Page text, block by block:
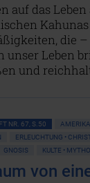
auf das
die
unser Leben
und
NR. 67, S.50 AMERIKA
ERLEUCHTUNG •
GNOSIS KULTE •
von